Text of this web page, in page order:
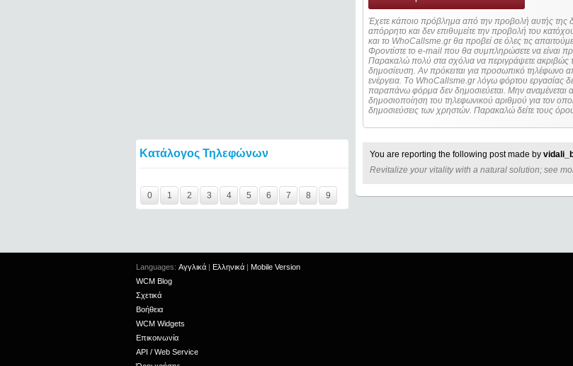
Κατάλογος Τηλεφώνων
0
1 2 3 4 5 6 7 8 9
Έχετε κάποιο πρόβλημα από την προβολή αυτής
απόρρητο και δεν επιθυμείτε την προβολή του
και το WhoCallsme.gr θα προβεί σε όλες τις
Φροντίστε το e-mail που θα συμπληρώσετε να είναι
Παρακαλώ πολύ στα σχόλια να περιγράψετε ακριβώς
δημοσίευση. Αν πρόκειται για προσωπικό τηλέφωνο απαιτείται η ταυτοποίηση των στοιχείων πριν από οποιοδήποτε
ενέργεια. Τo WhoCallsme.gr λόγω φόρτου εργασίας
παραπάνω φόρμα δεν δημοσιεύεται. Μην αναμένεται
δημοσιοποίηση του τηλεφωνικού αριθμού για τον
δημοσιεύσεις των χρηστών. Παρακαλώ δείτε τους
You are reporting the following post made by
Revitalize your vitality with a natural solution; see
Languages: Αγγλικά | Ελληνικά | Mobile Version
WCM Blog
Σχετικά
Βοήθεια
WCM Widgets
Επικοινωνία
API / Web Service